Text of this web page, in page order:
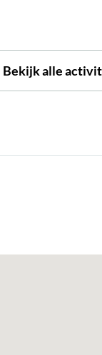
Bekijk alle